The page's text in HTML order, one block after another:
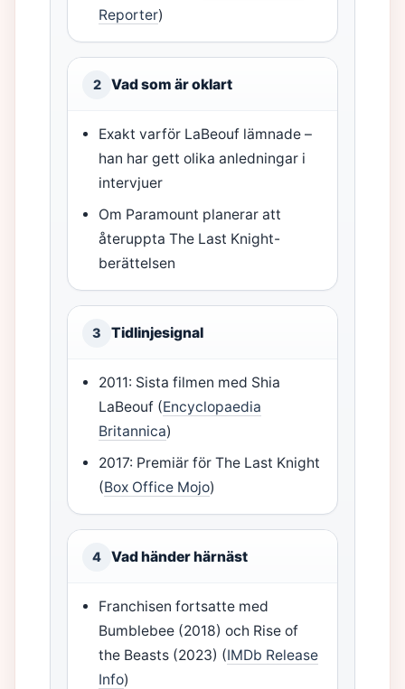
Reporter)
2 Vad som är oklart
Exakt varför LaBeouf lämnade –
han har gett olika anledningar i
intervjuer
Om Paramount planerar att
återuppta The Last Knight-
berättelsen
3 Tidlinjesignal
2011: Sista filmen med Shia
LaBeouf (Encyclopaedia
Britannica)
2017: Premiär för The Last Knight
(Box Office Mojo)
4 Vad händer härnäst
Franchisen fortsatte med
Bumblebee (2018) och Rise of
the Beasts (2023) (IMDb Release
Info)